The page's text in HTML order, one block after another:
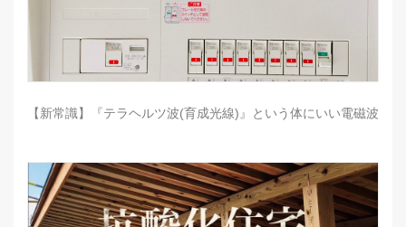
【新常識】『テラヘルツ波(育成光線)』という体にいい電磁波